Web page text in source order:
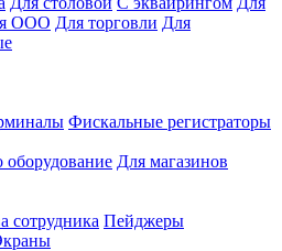
ООО Для торговли Для
Фискальные регистраторы
оборудование Для магазинов
сотрудника Пейджеры